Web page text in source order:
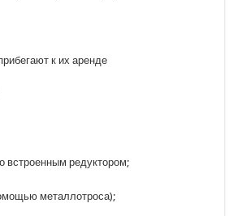
к их аренде
встроенным редуктором;
металлотроса);